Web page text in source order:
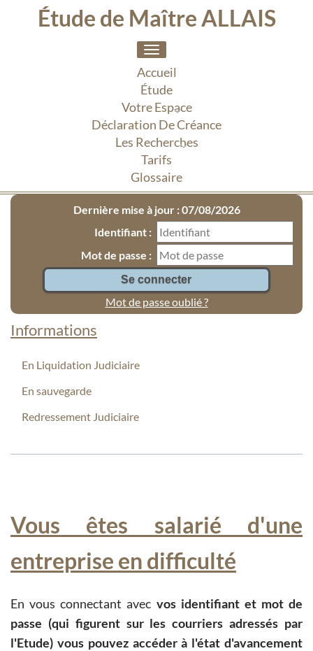
Étude de Maître ALLAIS
Toggle
navigation
Accueil
Étude
Votre Espace
Déclaration De Créance
Les Recherches
Tarifs
Glossaire
Dernière mise à jour : 07/08/2026
Identifiant :
Mot de passe :
Mot de passe oublié ?
Informations
En Liquidation Judiciaire
En sauvegarde
Redressement Judiciaire
Vous êtes salarié d'une
entreprise en difficulté
En vous connectant avec vos identifiant et mot de
passe (qui figurent sur les courriers adressés par
l'Etude) vous pouvez accéder à l'état d'avancement